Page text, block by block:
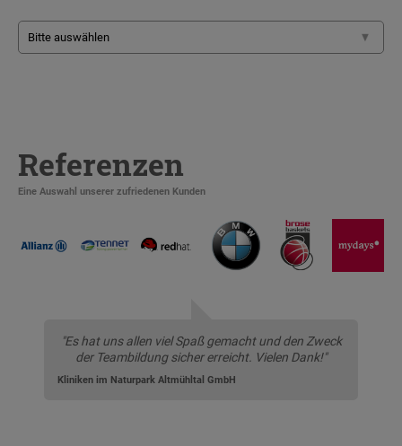
Referenzen
Eine Auswahl unserer zufriedenen Kunden
"Es hat uns allen viel Spaß gemacht und den Zweck
der Teambildung sicher erreicht. Vielen Dank!"
Kliniken im Naturpark Altmühltal GmbH